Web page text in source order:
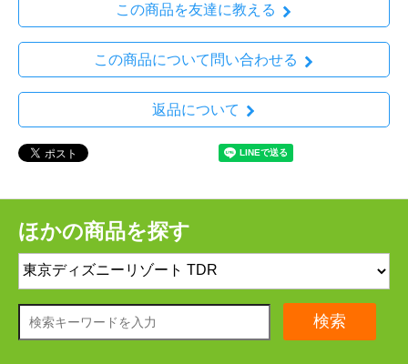
この商品を友達に教える
この商品について問い合わせる
返品について
ほかの商品を探す
検索